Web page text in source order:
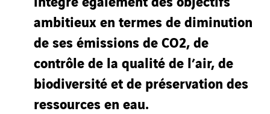
ambitieux en termes de diminution
de ses émissions de CO2, de
contrôle de la qualité de l’air, de
biodiversité et de préservation des
ressources en eau.